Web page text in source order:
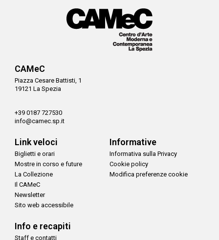
CAMeC
Piazza Cesare Battisti, 1
19121 La Spezia
+39 0187 727530
info@camec.sp.it
Link veloci
Biglietti e orari
Mostre in corso e future
La Collezione
Il CAMeC
Newsletter
Sito web accessibile
Informative
Informativa sulla Privacy
Cookie policy
Modifica preferenze cookie
Info e recapiti
Staff e contatti